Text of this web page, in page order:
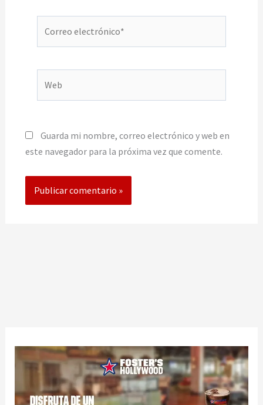
electrónico*
Guarda mi nombre, correo electrónico y web en
este navegador para la próxima vez que comente.